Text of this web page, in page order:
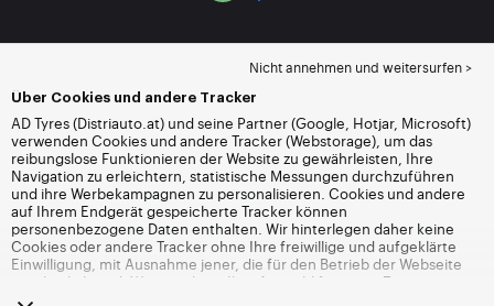
Nicht annehmen und weitersurfen >
Über Cookies und andere Tracker
AD Tyres (Distriauto.at) und seine Partner (Google, Hotjar, Microsoft)
verwenden Cookies und andere Tracker (Webstorage), um das
reibungslose Funktionieren der Website zu gewährleisten, Ihre
Navigation zu erleichtern, statistische Messungen durchzuführen
und ihre Werbekampagnen zu personalisieren. Cookies und andere
auf Ihrem Endgerät gespeicherte Tracker können
personenbezogene Daten enthalten. Wir hinterlegen daher keine
Cookies oder andere Tracker ohne Ihre freiwillige und aufgeklärte
Einwilligung, mit Ausnahme jener, die für den Betrieb der Webseite
unerlässlich sind. Wir speichern Ihre Auswahl für einen Zeitraum von
6 Monaten. Sie können Ihre Einwilligung jederzeit widerrufen, indem